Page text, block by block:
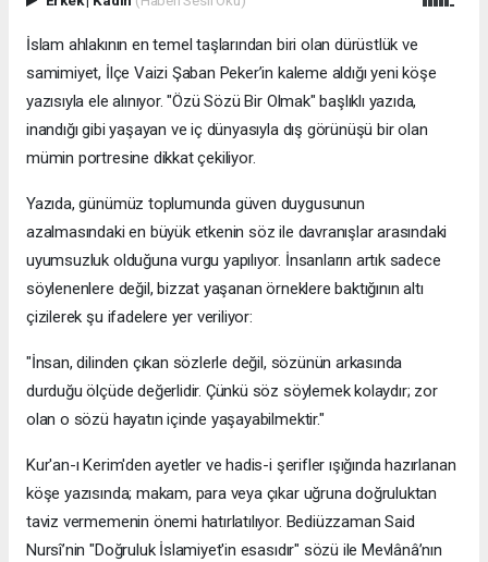
İslam ahlakının en temel taşlarından biri olan dürüstlük ve
samimiyet, İlçe Vaizi Şaban Peker’in kaleme aldığı yeni köşe
yazısıyla ele alınıyor. "Özü Sözü Bir Olmak" başlıklı yazıda,
inandığı gibi yaşayan ve iç dünyasıyla dış görünüşü bir olan
mümin portresine dikkat çekiliyor.
​Yazıda, günümüz toplumunda güven duygusunun
azalmasındaki en büyük etkenin söz ile davranışlar arasındaki
uyumsuzluk olduğuna vurgu yapılıyor. İnsanların artık sadece
söylenenlere değil, bizzat yaşanan örneklere baktığının altı
çizilerek şu ifadelere yer veriliyor:
​"İnsan, dilinden çıkan sözlerle değil, sözünün arkasında
durduğu ölçüde değerlidir. Çünkü söz söylemek kolaydır; zor
olan o sözü hayatın içinde yaşayabilmektir."
​Kur'an-ı Kerim'den ayetler ve hadis-i şerifler ışığında hazırlanan
köşe yazısında; makam, para veya çıkar uğruna doğruluktan
taviz vermemenin önemi hatırlatılıyor. Bediüzzaman Said
Nursî’nin "Doğruluk İslamiyet'in esasıdır" sözü ile Mevlânâ’nın